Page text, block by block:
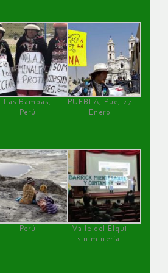
Las Bambas,
Perú
PUEBLA, Pue, 27
Enero
Perú
Valle del Elqui
sin minería.